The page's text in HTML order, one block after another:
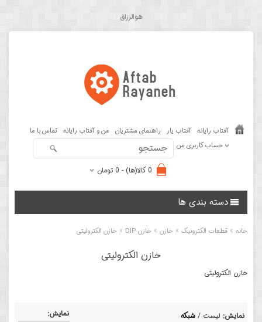
هوالرزاق
آفتاب رایانه آفتاب یار راهنمای مشتریان من و آفتاب رایانه تماس با ما
حساب کاربری من
0 کالا(ها) - 0 تومان
دسته بندی ها
خانه » قطعات الکترونیک » خازن » خازن DIP » خازن الکترولیتی
خازن الکترولیتی
خازن الکترولیتی
نمایش: لیست / شبکه
نمایش: